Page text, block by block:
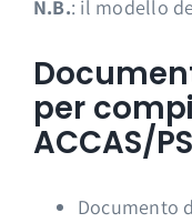
N.B.: il modello
per
ACCAS/PS
Documento